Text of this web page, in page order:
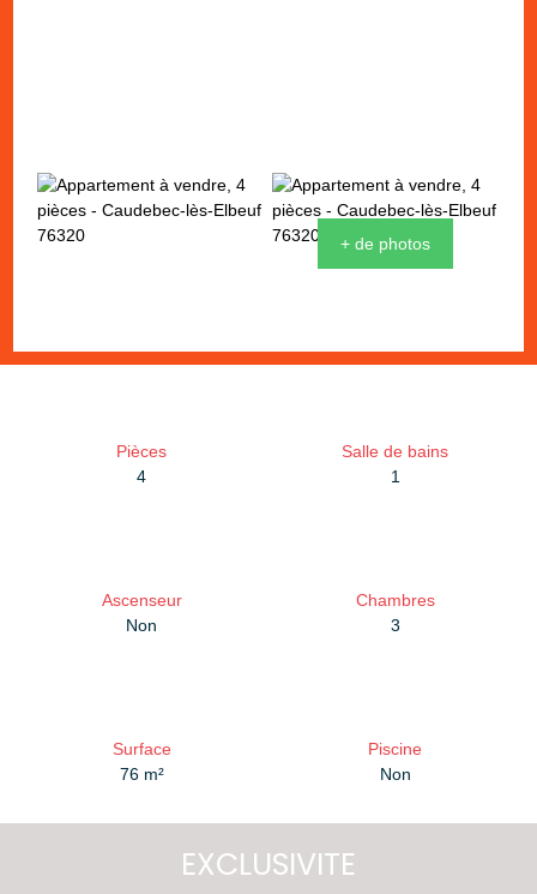
+ de photos
Pièces
4
Salle de bains
1
Ascenseur
Non
Chambres
3
Surface
76 m²
Piscine
Non
EXCLUSIVITE